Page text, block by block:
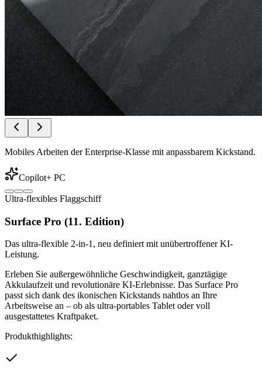
Mobiles Arbeiten der Enterprise-Klasse mit anpassbarem Kickstand.
Copilot+ PC
Ultra-flexibles Flaggschiff
Surface Pro (11. Edition)
Das ultra-flexible 2-in-1, neu definiert mit unübertroffener KI-
Leistung.
Erleben Sie außergewöhnliche Geschwindigkeit, ganztägige
Akkulaufzeit und revolutionäre KI-Erlebnisse. Das Surface Pro
passt sich dank des ikonischen Kickstands nahtlos an Ihre
Arbeitsweise an – ob als ultra-portables Tablet oder voll
ausgestattetes Kraftpaket.
Produkthighlights: